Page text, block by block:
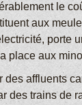
le
aux
porte
place aux
des affluents
des trains de